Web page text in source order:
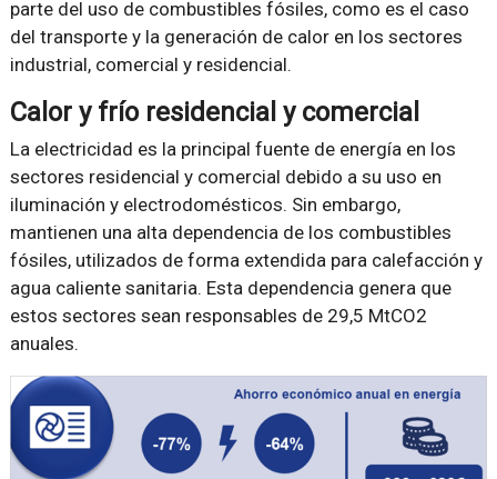
parte del uso de combustibles fósiles, como es el caso
del transporte y la generación de calor en los sectores
industrial, comercial y residencial.
Calor y frío residencial y comercial
La electricidad es la principal fuente de energía en los
sectores residencial y comercial debido a su uso en
iluminación y electrodomésticos. Sin embargo,
mantienen una alta dependencia de los combustibles
fósiles, utilizados de forma extendida para calefacción y
agua caliente sanitaria. Esta dependencia genera que
estos sectores sean responsables de 29,5 MtCO2
anuales.